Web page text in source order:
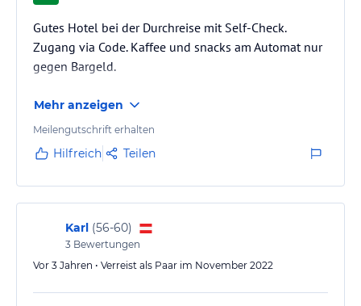
Gutes Hotel bei der Durchreise mit Self-Check.
Zugang via Code. Kaffee und snacks am Automat nur
gegen Bargeld.
Mehr anzeigen
Meilengutschrift erhalten
Hilfreich Teilen
Karl (56-60)
3 Bewertungen
Vor 3 Jahren • Verreist als Paar im November 2022